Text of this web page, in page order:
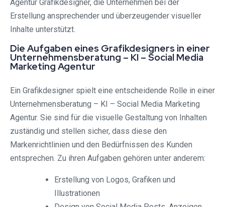
Agentur Grafikdesigner, die Unternehmen bei der
Erstellung ansprechender und überzeugender visueller
Inhalte unterstützt.
Die Aufgaben eines Grafikdesigners in einer
Unternehmensberatung – KI – Social Media
Marketing Agentur
Ein Grafikdesigner spielt eine entscheidende Rolle in einer
Unternehmensberatung – KI – Social Media Marketing
Agentur. Sie sind für die visuelle Gestaltung von Inhalten
zuständig und stellen sicher, dass diese den
Markenrichtlinien und den Bedürfnissen des Kunden
entsprechen. Zu ihren Aufgaben gehören unter anderem:
Erstellung von Logos, Grafiken und
Illustrationen